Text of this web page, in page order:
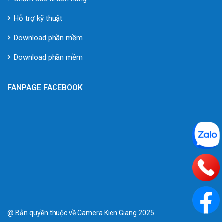
Hỗ trợ kỹ thuật
Download phần mềm
Download phần mềm
FANPAGE FACEBOOK
@ Bản quyền thuộc về Camera Kien Giang 2025